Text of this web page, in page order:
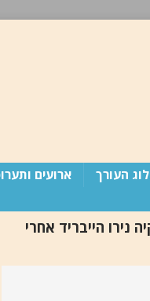
העורך ארועים
הייבריד אחרי